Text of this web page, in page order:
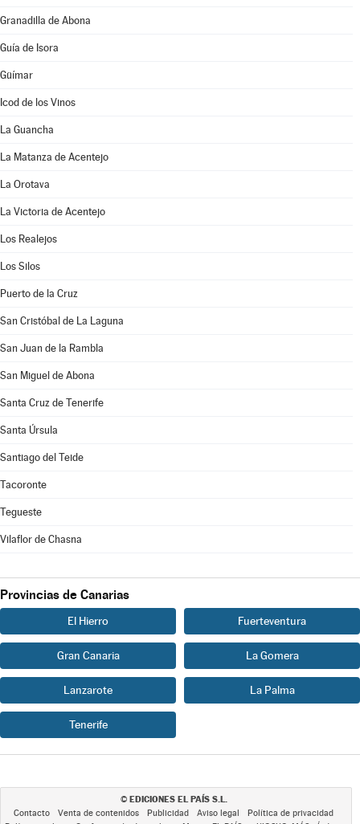
Granadilla de Abona
Guía de Isora
Güímar
Icod de los Vinos
La Guancha
La Matanza de Acentejo
La Orotava
La Victoria de Acentejo
Los Realejos
Los Silos
Puerto de la Cruz
San Cristóbal de La Laguna
San Juan de la Rambla
San Miguel de Abona
Santa Cruz de Tenerife
Santa Úrsula
Santiago del Teide
Tacoronte
Tegueste
Vilaflor de Chasna
Provincias de Canarias
El Hierro Fuerteventura
Gran Canaria La Gomera
Lanzarote La Palma
Tenerife
© EDICIONES EL PAÍS S.L.
Contacto Venta de contenidos Publicidad Aviso legal
Política de privacidad